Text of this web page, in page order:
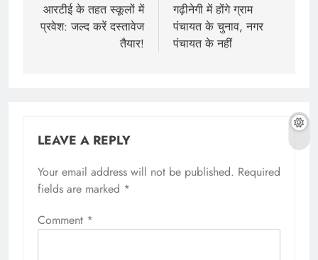
आरटीई के तहत स्कूलों में
प्रवेश: जल्द करें दस्तावेज
तैयार!
गढ़ीनेगी में होंगे ग्राम
पंचायत के चुनाव, नगर
पंचायत के नहीं
LEAVE A REPLY
Your email address will not be published. Required
fields are marked *
Comment *